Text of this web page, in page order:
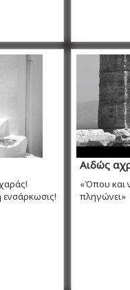
ενσάρκωσις!
Αιδώς
«Όπου και